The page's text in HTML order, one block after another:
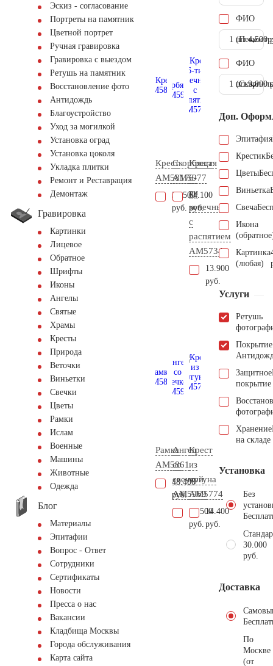
Эскиз - согласование
Портреты на памятник
Цветной портрет
Ручная гравировка
Гравировка с выездом
Ретушь на памятник
Восстановление фото
Антидождь
Благоустройство
Уход за могилкой
Установка оград
Установка цоколя
Укладка плитки
Ремонт и Реставрация
Демонтаж
Гравировка
Картинки
Лицевое
Обратное
Шрифты
Иконы
Ангелы
Святые
Храмы
Кресты
Природа
Веточки
Виньетки
Свечки
Цветы
Рамки
Ислам
Военные
Машины
Животные
Одежда
Блог
Материалы
Эпитафии
Вопрос - Ответ
Сотрудники
Сертификаты
Новости
Пресса о нас
Вакансии
Кладбища Москвы
Города обслуживания
Карта сайта
Крест
AM5817
34.500
руб.
Скорбящая
AM5977
64.100
руб.
Крест
6-
ти
конечный
с
распятием
AM5734
13.900
руб.
Рамка
AM5861
48.400
руб.
Ангел
со
свечкой
AM5969
14.500
руб.
Крест
из
чугуна
AM5774
14.400
руб.
ФИО
1 шт.4.500
ФИО
1 шт.9.000
Доп.
Эпитафия
Крестик
Цветы
Виньетка
Свеча
Икона
Картинка
(любая)
Услуги
Ретушь
Покрытие
Защитное
покрытие
Хранение
на складе
Установка
Без
30.000
руб.
Доставка
По
Москве
(от